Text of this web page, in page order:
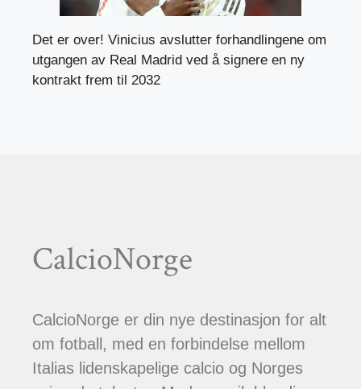
Det er over! Vinicius avslutter forhandlingene om
utgangen av Real Madrid ved å signere en ny
kontrakt frem til 2032
CalcioNorge
CalcioNorge er din nye destinasjon for alt
om fotball, med en forbindelse mellom
Italias lidenskapelige calcio og Norges